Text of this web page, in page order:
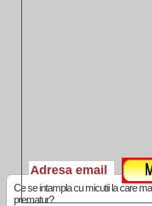
Ce se intampla cu micutii la care
prematur?